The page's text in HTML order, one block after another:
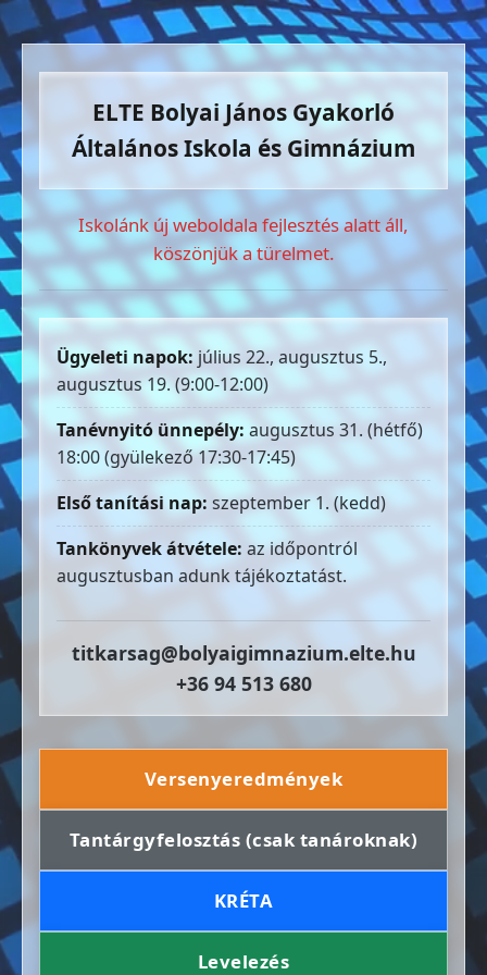
ELTE Bolyai János Gyakorló
Általános Iskola és Gimnázium
Iskolánk új weboldala fejlesztés alatt áll,
köszönjük a türelmet.
Ügyeleti napok: július 22., augusztus 5.,
augusztus 19. (9:00-12:00)
Tanévnyitó ünnepély: augusztus 31. (hétfő)
18:00 (gyülekező 17:30-17:45)
Első tanítási nap: szeptember 1. (kedd)
Tankönyvek átvétele: az időpontról
augusztusban adunk tájékoztatást.
titkarsag@bolyaigimnazium.elte.hu
+36 94 513 680
Versenyeredmények
Tantárgyfelosztás (csak tanároknak)
KRÉTA
Levelezés